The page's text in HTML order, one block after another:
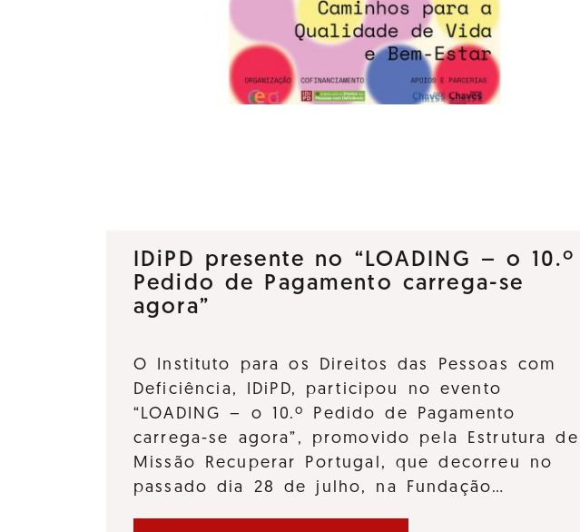
IDiPD presente no “LOADING – o 10.º
Pedido de Pagamento carrega-se
agora”
O Instituto para os Direitos das Pessoas com
Deficiência, IDiPD, participou no evento
“LOADING – o 10.º Pedido de Pagamento
carrega-se agora”, promovido pela Estrutura de
Missão Recuperar Portugal, que decorreu no
passado dia 28 de julho, na Fundação…